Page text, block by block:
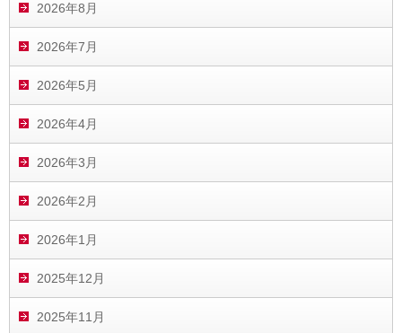
2026年8月
2026年7月
2026年5月
2026年4月
2026年3月
2026年2月
2026年1月
2025年12月
2025年11月